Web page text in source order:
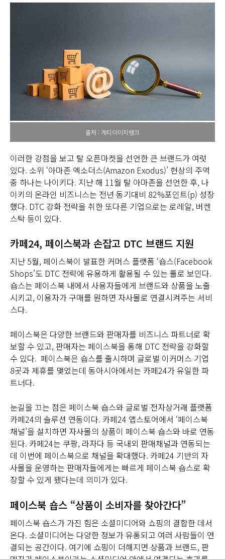
출처 : 게티이미지뱅크
이러한 강점을 보고 탈 오픈마켓을 선언한 큰 브랜드가 여럿
있다. 소위 ‘아마존 엑소더스(Amazon Exodus)’ 현상의 주역
중 하나는 나이키다. 지난 해 11월 탈 아마존을 선언한 후, 나
이키의 온라인 비즈니스는 전년 동기대비 82%포인트(p) 성장
했다. DTC 강화 전략을 취한 또다른 기업으로는 로레알, 버켄
스탁 등이 있다.
카페24, 페이스북과 손잡고 DTC 브랜드 지원
지난 5월, 페이스북이 발표한 커머스 플랫폼 ‘숍스(Facebook
Shops’도 DTC 전략에 유용하게 활용될 수 있는 툴로 보인다.
숍스는 페이스북 내에서 사용자들에게 브랜드와 상품을 노출
시키고, 이용자가 구매를 원하면 자사몰로 연결시켜주는 서비
스다.
페이스북은 다양한 브랜드와 판매자를 비즈니스 파트너로 확
보할 수 있고, 판매자는 페이스북을 통해 DTC 전략을 강화할
수 있다. 페이스북은 숍스를 출시하며 글로벌 이커머스 기업
8곳과 제휴를 맺었는데 동아시아에서는 카페24가 유일한 파
트너다.
눈길을 끄는 점은 페이스북 숍스와 글로벌 전자상거래 플랫폼
카페24의 솔루션 연동이다. 카페24 앱스토어에서 ‘페이스북
채널’을 설치하면 자사몰의 상품이 페이스북 숍스와 바로 연동
된다. 카페24는 쿠팡, 라자다 등 국내외 판매채널과 연동되는
데 이번에 페이스북으로 채널을 확대했다. 카페24 기반의 자
사몰을 운영하는 판매자들에게는 빠르게 페이스북 숍스로 확
장할 수 있게 됐다는데 의미가 있다.
페이스북 숍스 “상품이 소비자를 찾아간다”
페이스북 숍스가 가진 힘은 소셜미디어와 쇼핑의 결합한 데서
온다. 소셜미디어는 다양한 정보가 유통되고 여러 사람들이 연
결되는 공간이다. 여기에 쇼핑이 더해지면 상품과 브랜드, 판